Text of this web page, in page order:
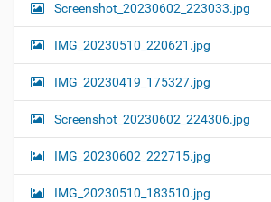
Screenshot_20230602_223033.jpg
IMG_20230510_220621.jpg
IMG_20230419_175327.jpg
Screenshot_20230602_224306.jpg
IMG_20230602_222715.jpg
IMG_20230510_183510.jpg